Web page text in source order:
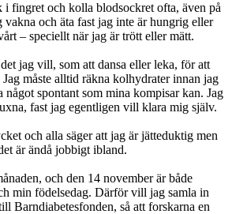
i fingret och kolla blodsockret ofta, även på
vakna och äta fast jag inte är hungrig eller
– speciellt när jag är trött eller mätt.
jag vill, som att dansa eller leka, för att
måste alltid räkna kolhydrater innan jag
något spontant som mina kompisar kan. Jag
fast jag egentligen vill klara mig själv.
och alla säger att jag är jätteduktig men
är ändå jobbigt ibland.
och den 14 november är både
min födelsedag. Därför vill jag samla in
Barndiabetesfonden, så att forskarna en